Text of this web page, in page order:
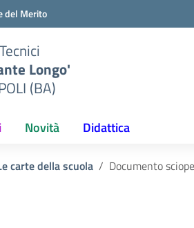
del Merito
Longo'
(BA)
Novità Didattica
carte della scuola Documento